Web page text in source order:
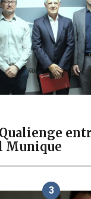
Munique
3